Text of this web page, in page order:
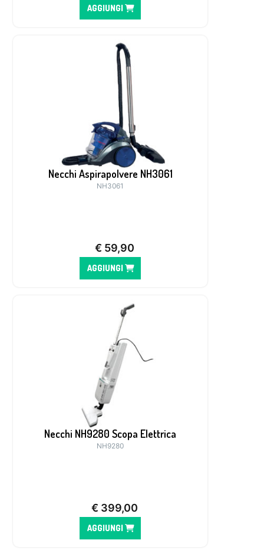
AGGIUNGI
Necchi Aspirapolvere NH3061
NH3061
€ 59,90
AGGIUNGI
Necchi NH9280 Scopa Elettrica
NH9280
€ 399,00
AGGIUNGI